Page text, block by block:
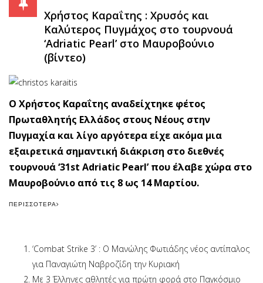
Χρήστος Καραΐτης : Χρυσός και
Καλύτερος Πυγμάχος στο τουρνουά
‘Adriatic Pearl’ στο Μαυροβούνιο
(βίντεο)
Ο Χρήστος Καραΐτης αναδείχτηκε φέτος
Πρωταθλητής Ελλάδος στους Νέους στην
Πυγμαχία και λίγο αργότερα είχε ακόμα μια
εξαιρετικά σημαντική διάκριση στο διεθνές
τουρνουά ‘31st Adriatic Pearl’ που έλαβε χώρα στο
Μαυροβούνιο από τις 8 ως 14 Μαρτίου.
ΠΕΡΙΣΣΌΤΕΡΑ
‘Combat Strike 3’ : Ο Μανώλης Φωτιάδης νέος αντίπαλος
για Παναγιώτη Ναβροζίδη την Κυριακή
Με 3 Έλληνες αθλητές για πρώτη φορά στο Παγκόσμιο